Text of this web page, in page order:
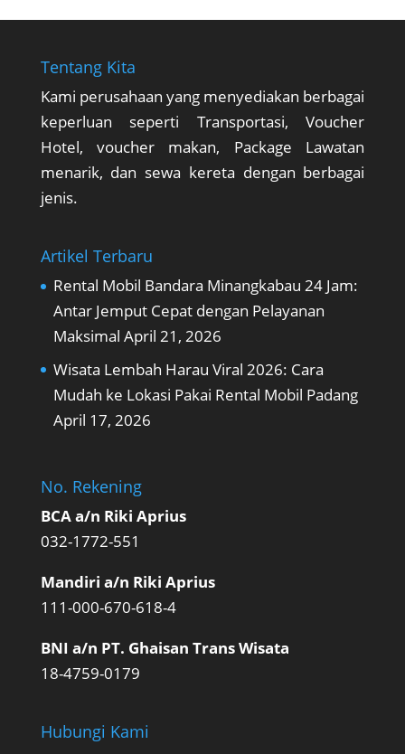
Tentang Kita
Kami perusahaan yang menyediakan berbagai
keperluan seperti Transportasi, Voucher
Hotel, voucher makan, Package Lawatan
menarik, dan sewa kereta dengan berbagai
jenis.
Artikel Terbaru
Rental Mobil Bandara Minangkabau 24 Jam:
Antar Jemput Cepat dengan Pelayanan
Maksimal April 21, 2026
Wisata Lembah Harau Viral 2026: Cara
Mudah ke Lokasi Pakai Rental Mobil Padang
April 17, 2026
No. Rekening
BCA a/n Riki Aprius
032-1772-551
Mandiri a/n Riki Aprius
111-000-670-618-4
BNI a/n PT. Ghaisan Trans Wisata
18-4759-0179
Hubungi Kami